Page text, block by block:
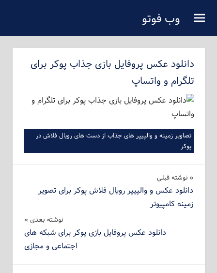
محتوای
اصلی
وب فوتو
دانلود عکس پروفایل بازی جذاب پوکر برای
تلگرام و واتساپ
تصاویر زمینه و والپیپر های جذاب از دست های رویال فلاش در
پوکر
راهبری
نوشته
نوشته‌ قبلی
دانلود عکس و والپیپر رویال فلاش پوکر برای تصویر
زمینه کامپیوتر
نوشته بعدی
دانلود عکس پروفایل بازی پوکر برای شبکه های
اجتماعی و مجازی